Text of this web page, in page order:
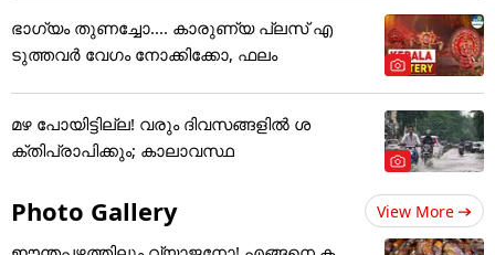
ഭാഗ്യം തുണച്ചോ.... കാരുണ്യ പ്ലസ് എ
ടുത്തവര്‍ വേഗം നോക്കിക്കോ, ഫലം
മഴ പോയിട്ടില്ല! വരും ദിവസങ്ങളിൽ ശ
ക്തിപ്രാപിക്കും; കാലാവസ്ഥ
Photo Gallery View More